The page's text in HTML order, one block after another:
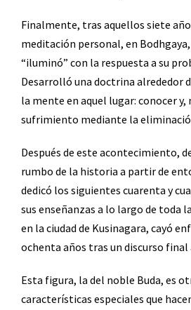
Finalmente, tras aquellos siete
meditación personal, en
“iluminó” con la respuesta a su
Desarrolló una doctrina alrededor
la mente en aquel lugar: conocer
sufrimiento mediante la
Después de este acontecimiento,
rumbo de la historia a partir de
dedicó los siguientes cuarenta y
sus enseñanzas a lo largo de toda
en la ciudad de Kusinagara, cayó
ochenta años tras un discurso final
Esta figura, la del noble Buda, es
características especiales que